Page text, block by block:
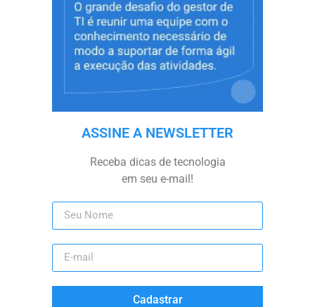
ASSINE A NEWSLETTER
Receba dicas de tecnologia
em seu e-mail!
Cadastrar